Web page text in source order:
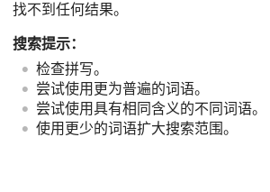
找不到任何结果。
搜索提示：
检查拼写。
尝试使用更为普遍的词语。
尝试使用具有相同含义的不同词语。
使用更少的词语扩大搜索范围。